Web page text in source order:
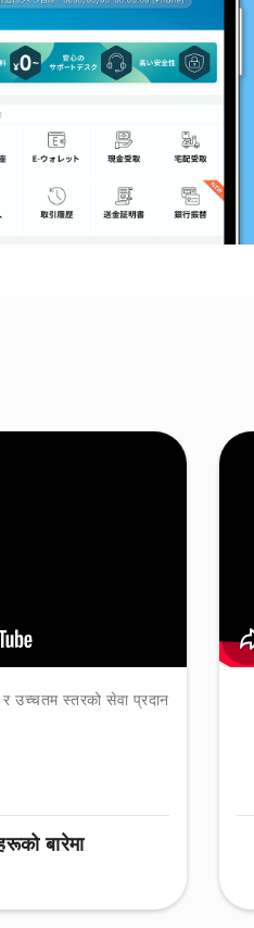
उच्चतम स्तरको सेवा प्रदान
बारेमा